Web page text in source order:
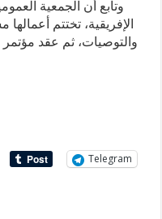
وتابع أن الجمعية
الإفريقية، تختتم
والتوصيات، ثم عقد
Telegram